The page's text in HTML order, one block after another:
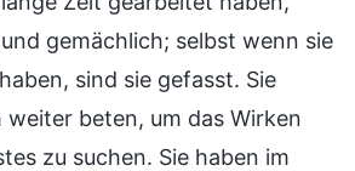
gemächlich; selbst wenn sie
sind sie gefasst. Sie
beten, um das Wirken
zu suchen. Sie haben im